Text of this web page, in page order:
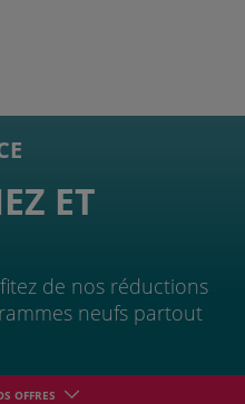
ET
de nos réductions
neufs partout
OFFRES